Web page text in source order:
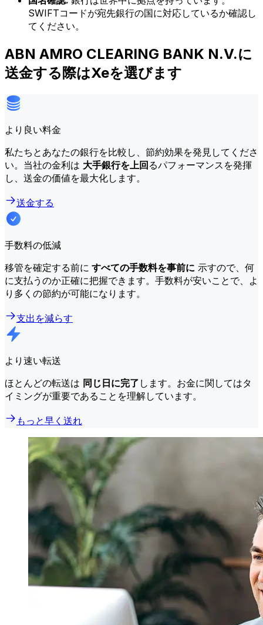
SWIFTコードが宛先銀行の国に対応しているか確認し
てください。
ABN AMRO CLEARING BANK N.V.に
送金する際はXeを選びます
より良い料金
私たちとあなたの銀行を比較し、節約効果を発見してくださ
い。当社の金利は 大手銀行を上回るパフォーマンスを発揮
し、送金の価値を最大化します。
送金する
手数料の低減
移管を確定する前に すべての手数料を事前に 示すので、何
に支払うのか正確に把握できます。手数料が安いことで、よ
り多くの節約が可能になります。
支出を減らす
より速い転送
ほとんどの転送は 同じ日に完了 します。お金に関してはタ
イミングが重要であることを理解しています。
もっと早く送れ